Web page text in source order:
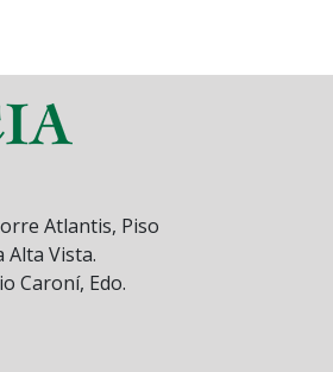
Atlantis, Piso
Alta Vista.
Caroní, Edo.